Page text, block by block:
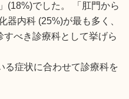
(18%)でした。 「肛門から
器内科 (25%)が最も多く、
べき診療科として挙げら
る症状に合わせて診療科を